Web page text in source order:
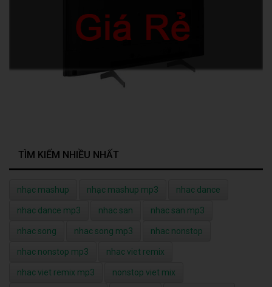
TÌM KIẾM NHIỀU NHẤT
nhạc mashup nhạc mashup mp3 nhac dance
nhac dance mp3 nhac san nhac san mp3
nhac song nhac song mp3 nhac nonstop
nhac nonstop mp3 nhac viet remix
nhac viet remix mp3 nonstop viet mix